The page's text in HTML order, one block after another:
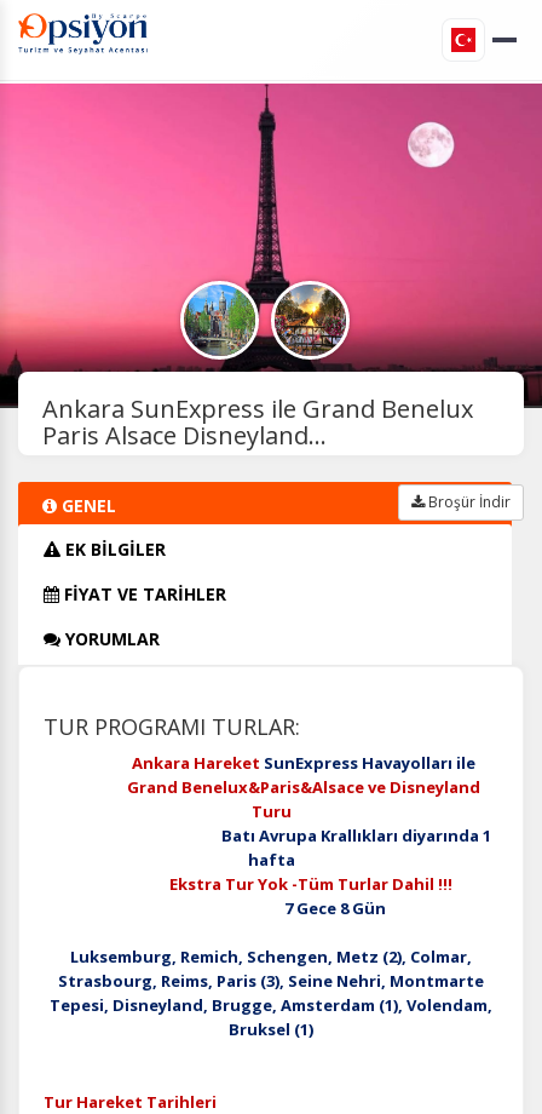
Ankara SunExpress ile Grand Benelux
Paris Alsace Disneyland...
GENEL
EK BİLGİLER
FİYAT VE TARİHLER
YORUMLAR
Broşür İndir
TUR PROGRAMI TURLAR:
Ankara Hareket SunExpress Havayolları ile
Grand Benelux&Paris&Alsace ve Disneyland
Turu
Batı Avrupa Krallıkları diyarında 1
hafta
Ekstra Tur Yok -Tüm Turlar Dahil !!!
7 Gece 8 Gün
Luksemburg, Remich, Schengen, Metz (2), Colmar,
Strasbourg, Reims, Paris (3), Seine Nehri, Montmarte
Tepesi, Disneyland, Brugge, Amsterdam (1), Volendam,
Bruksel (1)
Tur Hareket Tarihleri